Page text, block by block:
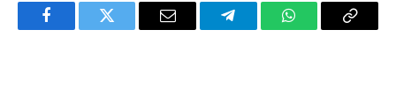
FacebookTwitter Email TelegramWhatsAppCopy